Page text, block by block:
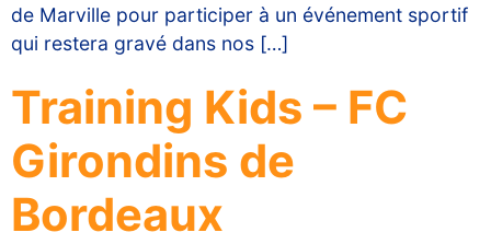
de Marville pour participer à un événement sportif
qui restera gravé dans nos […]
Training Kids – FC
Girondins de
Bordeaux